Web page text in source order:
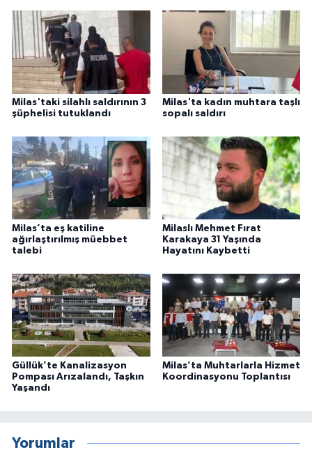
Milas'taki silahlı saldırının 3
şüphelisi tutuklandı
Milas'ta kadın muhtara taşlı
sopalı saldırı
Milas’ta eş katiline
ağırlaştırılmış müebbet
talebi
Milaslı Mehmet Fırat
Karakaya 31 Yaşında
Hayatını Kaybetti
Güllük’te Kanalizasyon
Pompası Arızalandı, Taşkın
Yaşandı
Milas’ta Muhtarlarla Hizmet
Koordinasyonu Toplantısı
Yorumlar